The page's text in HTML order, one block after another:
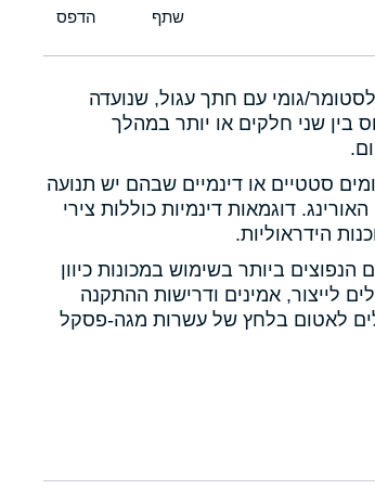
גומי עם חתך עגול, שנועדה
בין שני חלקים או יותר במהלך
סטטיים או דינמיים שבהם יש תנועה
דוגמאות דינמיות כוללות צירי
הידראוליות.
הנפוצים ביותר בשימוש במכונות כיוון
לייצור, אמינים ודרישות ההתקנה
לאטום בלחץ של עשרות מגה-פסקל